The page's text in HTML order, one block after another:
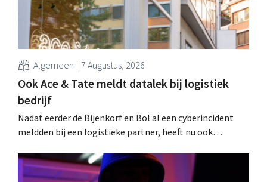
Algemeen 7 Augustus, 2026
Ook Ace & Tate meldt datalek bij logistiek
bedrijf
Nadat eerder de Bijenkorf en Bol al een cyberincident
meldden bij een logistieke partner, heeft nu ook
datalek. Financiële gegevens, gebruikersnamen en
wachtwoorden zijn niet getroffen.